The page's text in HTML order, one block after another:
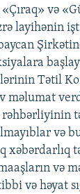
STANDARTLARIMIZ
və
layihənin
Tətil
məlumat
rəhbərliyinin
və
xəbərdarlıq
və
və həyat